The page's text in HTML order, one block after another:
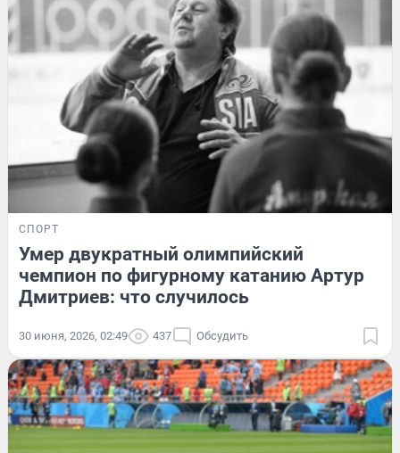
СПОРТ
Умер двукратный олимпийский
чемпион по фигурному катанию Артур
Дмитриев: что случилось
30 июня, 2026, 02:49 437 Обсудить